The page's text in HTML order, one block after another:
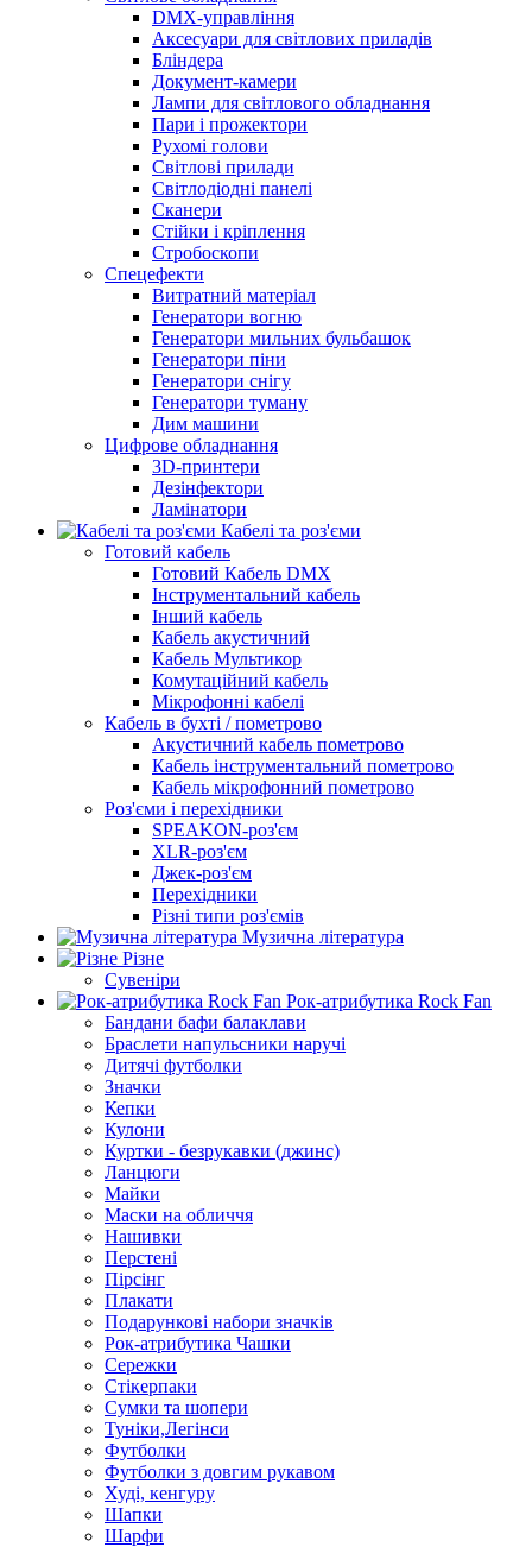
DMX-управління
Аксесуари для світлових приладів
Бліндера
Документ-камери
Лампи для світлового обладнання
Пари і прожектори
Рухомі голови
Світлові прилади
Світлодіодні панелі
Сканери
Стійки і кріплення
Стробоскопи
Спецефекти
Витратний матеріал
Генератори вогню
Генератори мильних бульбашок
Генератори піни
Генератори снігу
Генератори туману
Дим машини
Цифрове обладнання
3D-принтери
Дезінфектори
Ламінатори
Кабелі та роз'єми
Готовий кабель
Готовий Кабель DMX
Інструментальний кабель
Інший кабель
Кабель акустичний
Кабель Мультикор
Комутаційний кабель
Мікрофонні кабелі
Кабель в бухті / пометрово
Акустичний кабель пометрово
Кабель інструментальний пометрово
Кабель мікрофонний пометрово
Роз'єми і перехідники
SPEAKON-роз'єм
XLR-роз'єм
Джек-роз'єм
Перехідники
Різні типи роз'ємів
Музична література
Різне
Сувеніри
Рок-атрибутика Rock Fan
Бандани бафи балаклави
Браслети напульсники наручі
Дитячі футболки
Значки
Кепки
Кулони
Куртки - безрукавки (джинс)
Ланцюги
Майки
Маски на обличчя
Нашивки
Перстені
Пірсінг
Плакати
Подарункові набори значків
Рок-атрибутика Чашки
Сережки
Стікерпаки
Сумки та шопери
Туніки,Легінси
Футболки
Футболки з довгим рукавом
Худі, кенгуру
Шапки
Шарфи